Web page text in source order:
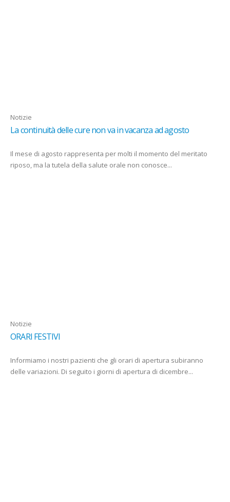
Notizie
La continuità delle cure non va in vacanza ad agosto
Il mese di agosto rappresenta per molti il momento del meritato
riposo, ma la tutela della salute orale non conosce...
Notizie
ORARI FESTIVI
Informiamo i nostri pazienti che gli orari di apertura subiranno
delle variazioni. Di seguito i giorni di apertura di dicembre...